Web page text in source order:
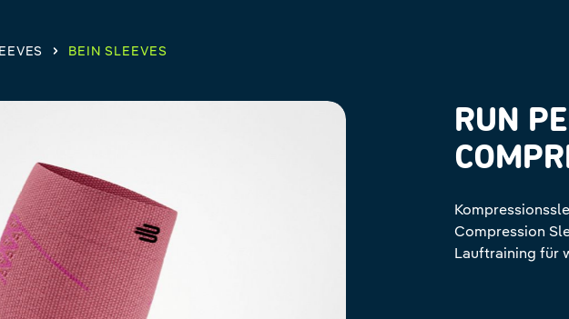
BEIN SLEEVES
RUN
Compression
Lauftraining für